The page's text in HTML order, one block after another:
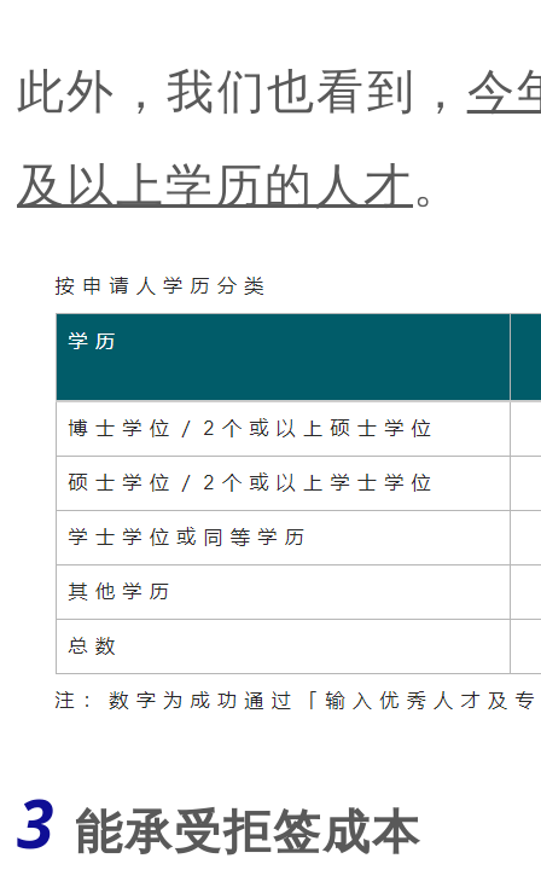
此外，我们也看到， 今
及以上学历的人才。
3 能承受拒签成本